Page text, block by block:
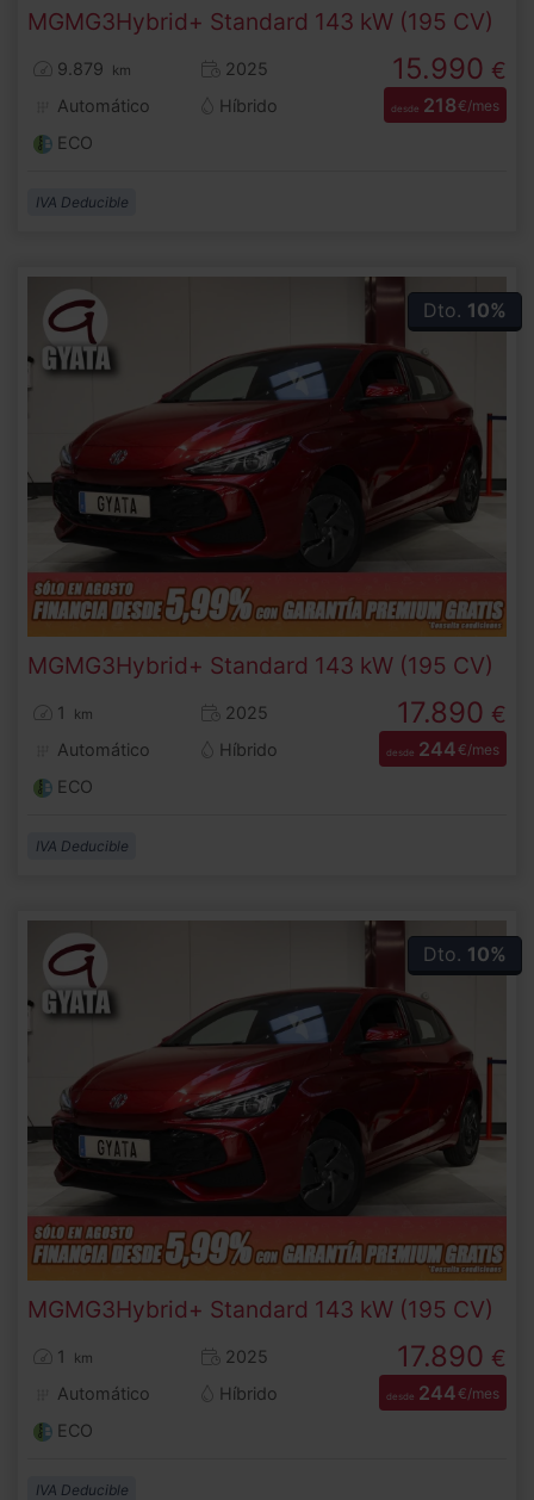
MGMG3Hybrid+ Standard 143 kW (195 CV)
9.879 km
2025
Automático
Híbrido
ECO
15.990 €
desde 218€/mes
IVA Deducible
Dto. 10%
MGMG3Hybrid+ Standard 143 kW (195 CV)
1 km
2025
Automático
Híbrido
ECO
17.890 €
desde 244€/mes
IVA Deducible
Dto. 10%
MGMG3Hybrid+ Standard 143 kW (195 CV)
1 km
2025
Automático
Híbrido
ECO
17.890 €
desde 244€/mes
IVA Deducible